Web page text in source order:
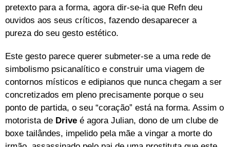
pretexto para a forma, agora dir-se-ia que Refn deu
ouvidos aos seus críticos, fazendo desaparecer a
pureza do seu gesto estético.
Este gesto parece querer submeter-se a uma rede de
simbolismo psicanalítico e construir uma viagem de
contornos místicos e edipianos que nunca chegam a ser
concretizados em pleno precisamente porque o seu
ponto de partida, o seu “coração” está na forma. Assim o
motorista de Drive é agora Julian, dono de um clube de
boxe tailândes, impelido pela mãe a vingar a morte do